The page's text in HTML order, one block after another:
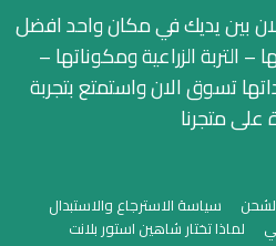
بين يديك في مكان واحد افضل
– التربة الزراعية ومكوناتها –
تسوق الان واستمتع بتجربة
على متجرنا
سياسة الاسترجاع والاستبدال
لماذا تختار شاهين استور بلانت